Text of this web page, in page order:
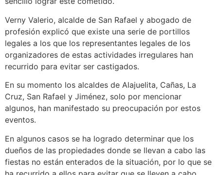
Verny Valerio, alcalde de San Rafael y abogado de
profesión explicó que existe una serie de portillos
legales a los que los representantes legales de los
organizadores de estas actividades irregulares han
recurrido para evitar ser castigados.
En su momento los alcaldes de Alajuelita, Cañas, La
Cruz, San Rafael y Jiménez, solo por mencionar
algunos, han manifestado su preocupación por estos
eventos.
En algunos casos se ha logrado determinar que los
dueños de las propiedades donde se llevan a cabo las
fiestas no están enterados de la situación, por lo que se